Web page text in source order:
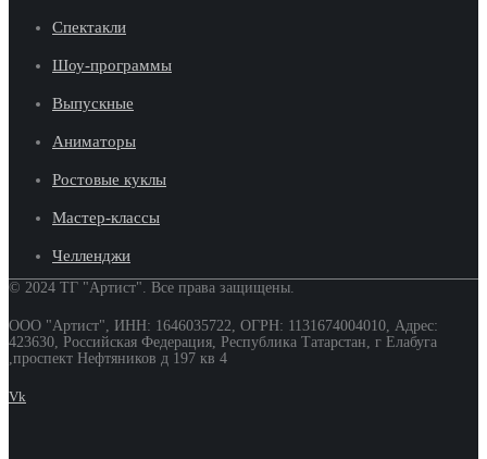
Спектакли
Шоу-программы
Выпускные
Аниматоры
Ростовые куклы
Мастер-классы
Челленджи
© 2024 ТГ "Артист". Все права защищены.
ООО "Артист", ИНН: 1646035722, ОГРН: 1131674004010, Адрес:
423630, Российская Федерация, Республика Татарстан, г Елабуга
,проспект Нефтяников д 197 кв 4
Vk